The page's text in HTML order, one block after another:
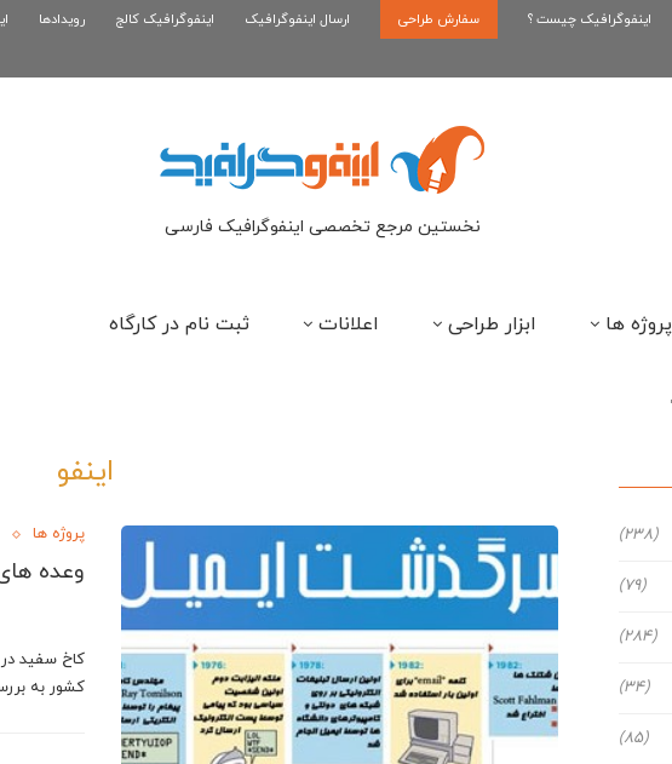
اینفوگرافیک رپر های فارسی نسل... اینفوگرافیک چیست ؟ سفارش طراحی ارسال اینفوگرافیک اینفوگرافیک کالج رویدادها
نخستین مرجع تخصصی اینفوگرافیک فارسی
پروژه ها ابزار طراحی اعلانات ثبت نام در کارگاه
اینفو
پروژه ها
وعده
کشور به
(238)
(79)
(284)
(34)
(85)